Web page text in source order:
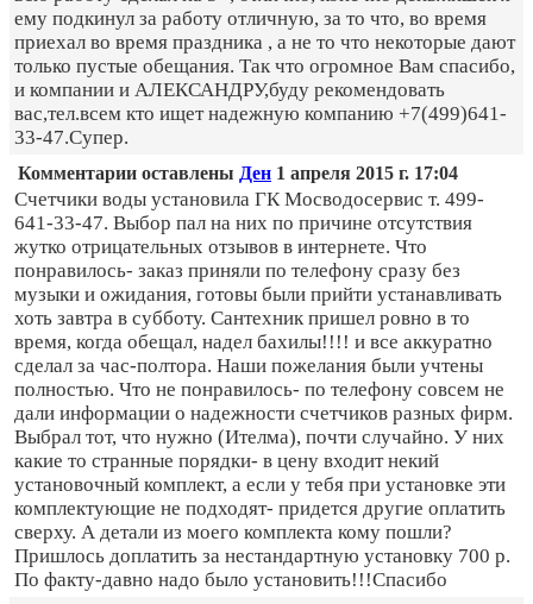
ему подкинул за работу отличную, за то что, во время
приехал во время праздника , а не то что некоторые дают
только пустые обещания. Так что огромное Вам спасибо,
и компании и АЛЕКСАНДРУ,буду рекомендовать
вас,тел.всем кто ищет надежную компанию +7(499)641-
33-47.Супер.
Комментарии оставлены Ден 1 апреля 2015 г. 17:04
Счетчики воды установила ГК Мосводосервис т. 499-
641-33-47. Выбор пал на них по причине отсутствия
жутко отрицательных отзывов в интернете. Что
понравилось- заказ приняли по телефону сразу без
музыки и ожидания, готовы были прийти устанавливать
хоть завтра в субботу. Сантехник пришел ровно в то
время, когда обещал, надел бахилы!!!! и все аккуратно
сделал за час-полтора. Наши пожелания были учтены
полностью. Что не понравилось- по телефону совсем не
дали информации о надежности счетчиков разных фирм.
Выбрал тот, что нужно (Ителма), почти случайно. У них
какие то странные порядки- в цену входит некий
установочный комплект, а если у тебя при установке эти
комплектующие не подходят- придется другие оплатить
сверху. А детали из моего комплекта кому пошли?
Пришлось доплатить за нестандартную установку 700 р.
По факту-давно надо было установить!!!Спасибо